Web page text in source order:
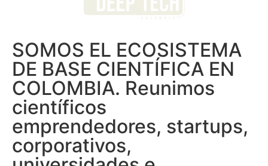
SOMOS EL ECOSISTEMA
DE BASE CIENTÍFICA EN
COLOMBIA. Reunimos
científicos
emprendedores, startups,
corporativos,